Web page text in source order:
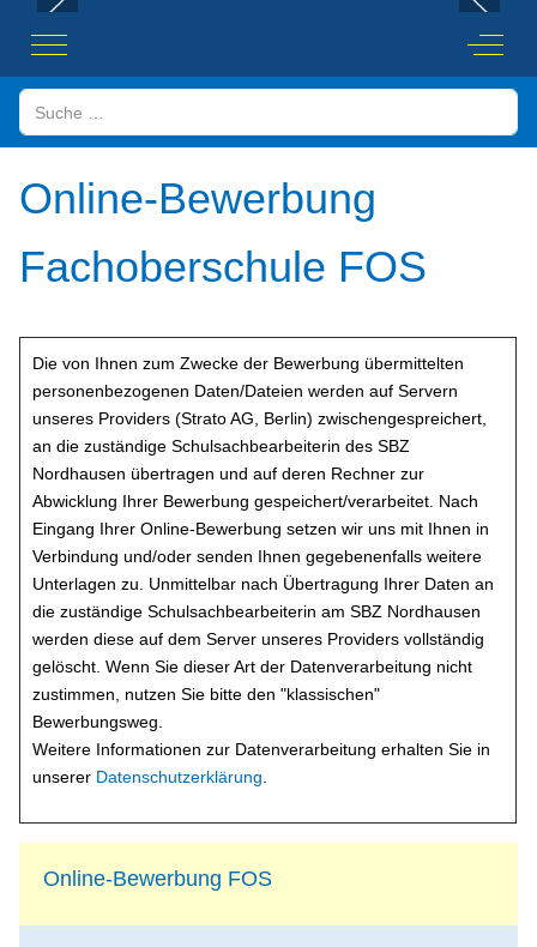
Mobile Menu Toggle Off-
Suchen
Online-Bewerbung
Fachoberschule FOS
Die von Ihnen zum Zwecke der Bewerbung übermittelten
personenbezogenen Daten/Dateien werden auf Servern
unseres Providers (Strato AG, Berlin) zwischengespreichert,
an die zuständige Schulsachbearbeiterin des SBZ
Nordhausen übertragen und auf deren Rechner zur
Abwicklung Ihrer Bewerbung gespeichert/verarbeitet. Nach
Eingang Ihrer Online-Bewerbung setzen wir uns mit Ihnen in
Verbindung und/oder senden Ihnen gegebenenfalls weitere
Unterlagen zu. Unmittelbar nach Übertragung Ihrer Daten an
die zuständige Schulsachbearbeiterin am SBZ Nordhausen
werden diese auf dem Server unseres Providers vollständig
gelöscht. Wenn Sie dieser Art der Datenverarbeitung nicht
zustimmen, nutzen Sie bitte den "klassischen"
Bewerbungsweg.
Weitere Informationen zur Datenverarbeitung erhalten Sie in
unserer Datenschutzerklärung
Online-Bewerbung FOS